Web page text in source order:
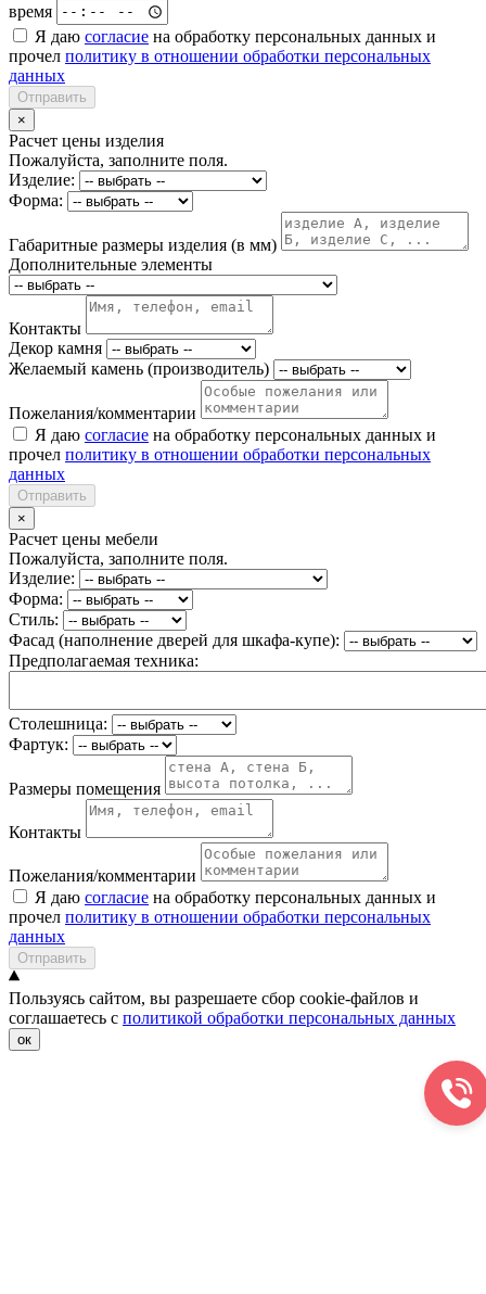
время
Я даю согласие на обработку персональных данных и
прочел политику в отношении обработки персональных
данных
Отправить
×
Расчет цены изделия
Пожалуйста, заполните поля.
Изделие:
Форма:
Габаритные размеры изделия (в мм)
Дополнительные элементы
Контакты
Декор камня
Желаемый камень (производитель)
Пожелания/комментарии
Я даю согласие на обработку персональных данных и
прочел политику в отношении обработки персональных
данных
Отправить
×
Расчет цены мебели
Пожалуйста, заполните поля.
Изделие:
Форма:
Стиль:
Фасад (наполнение дверей для шкафа-купе):
Предполагаемая техника:
Столешница:
Фартук:
Размеры помещения
Контакты
Пожелания/комментарии
Я даю согласие на обработку персональных данных и
прочел политику в отношении обработки персональных
данных
Отправить
Пользуясь сайтом, вы разрешаете сбор cookie-файлов и
соглашаетесь с политикой обработки персональных данных
ок